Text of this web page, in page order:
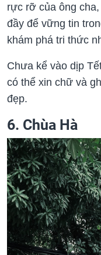
rực rỡ của ông
đầy để vững tin
khám phá tri thức
Chưa kể vào dịp
có thể xin chữ và
đẹp.
6. Chùa Hà